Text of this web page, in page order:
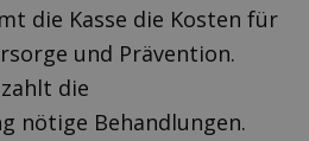
die Kasse die Kosten für
und Prävention.
die
nötige Behandlungen.